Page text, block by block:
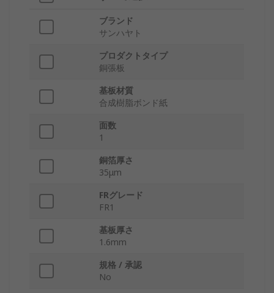
ブランド
サンハヤト
プロダクトタイプ
銅張板
基板材質
合成樹脂ボンド紙
面数
1
銅箔厚さ
35μm
FRグレード
FR1
基板厚さ
1.6mm
規格 / 承認
No